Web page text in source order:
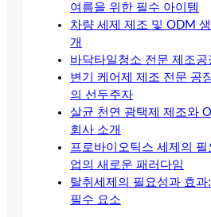
여름을 위한 필수 아이템
차량 세제 제조 및 ODM
개
바닥타일청소 전문 제조공
변기 케어제 제조 전문 공
의 선두주자
살균 천연 광택제 제조와
회사 소개
프로바이오틱스 세제의
업의 새로운 패러다임
탈취세제의 필요성과 효
필수 요소